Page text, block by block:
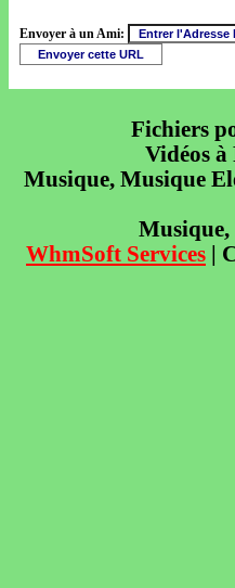
Envoyer à un Ami:
Fichiers
Vidéos
Musique, Musique
WhmSoft Services |